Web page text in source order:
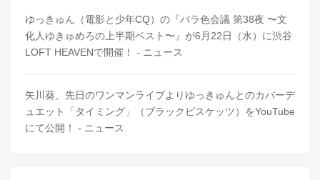
ゆっきゅん（電影と少年CQ）の『バラ色会議 第38夜 〜文
化人ゆきゅめろの上半期ベスト〜』が6月22日（水）に渋谷
LOFT HEAVENで開催！ - ニュース
矢川葵、先日のワンマンライブよりゆっきゅんとのカバーデ
ュエット「タイミング」（ブラックビスケッツ）をYouTube
にて公開！ - ニュース